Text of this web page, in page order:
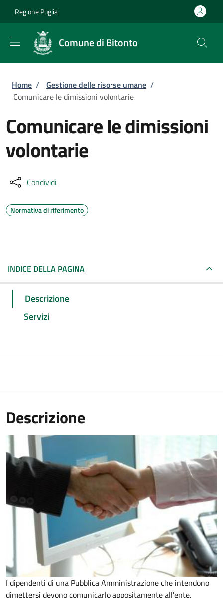
Regione Puglia
Comune di Bitonto
Briciole di pane
Home / Gestione delle risorse umane /
Comunicare le dimissioni volontarie
Comunicare le dimissioni
volontarie
Condividi
Normativa di riferimento
INDICE DELLA PAGINA
Descrizione
Servizi
Descrizione
I dipendenti di una Pubblica Amministrazione che intendono
dimettersi devono comunicarlo appositamente all'ente.